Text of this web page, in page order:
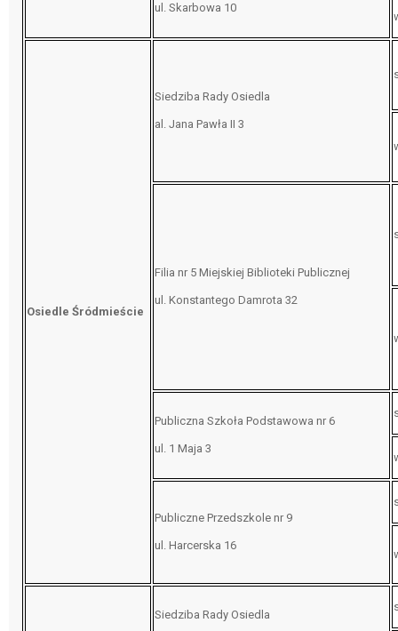
ul. Skarbowa 10
Osiedle Śródmieście
Siedziba Rady Osiedla
al. Jana Pawła II 3
Filia nr 5 Miejskiej Biblioteki Publicznej
ul. Konstantego Damrota 32
Publiczna Szkoła Podstawowa nr 6
ul. 1 Maja 3
Publiczne Przedszkole nr 9
ul. Harcerska 16
Siedziba Rady Osiedla